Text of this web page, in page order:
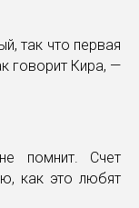
так что первая
говорит Кира, —
помнит. Счет
как это любят